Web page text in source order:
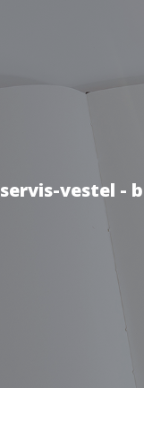
servis-vestel -